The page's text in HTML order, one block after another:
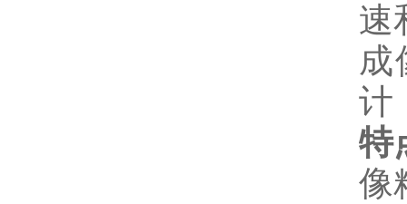
速
成
计
特
像